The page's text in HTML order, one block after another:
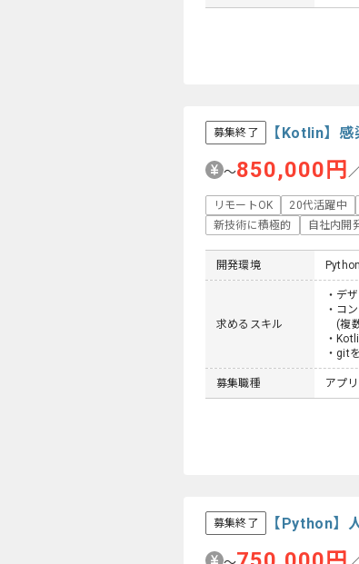
募集終了 【Kotlin】
〜850,000円
リモートOK 20代活躍中
新技術に積極的
自社内開
開発環境
求めるスキル
・デ
・コ
(複
・
・git
募集職種 アプ
募集終了 【Python】